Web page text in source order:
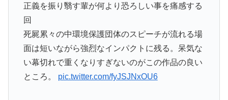
正義を振り翳す輩が何より恐ろしい事を痛感する
回
死屍累々の中環境保護団体のスピーチが流れる場
面は短いながら強烈なインパクトに残る。呆気な
い幕切れで重くなりすぎないのがこの作品の良い
ところ。 pic.twitter.com/fyJSJNxOU6